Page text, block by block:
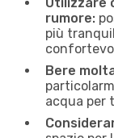
rumore:
più
Bere
acqua per